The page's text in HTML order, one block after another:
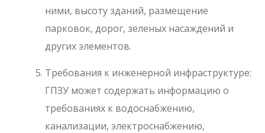
ними, высоту зданий, размещение
парковок, дорог, зеленых насаждений и
других элементов.
Требования к инженерной инфраструктуре:
ГПЗУ может содержать информацию о
требованиях к водоснабжению,
канализации, электроснабжению,